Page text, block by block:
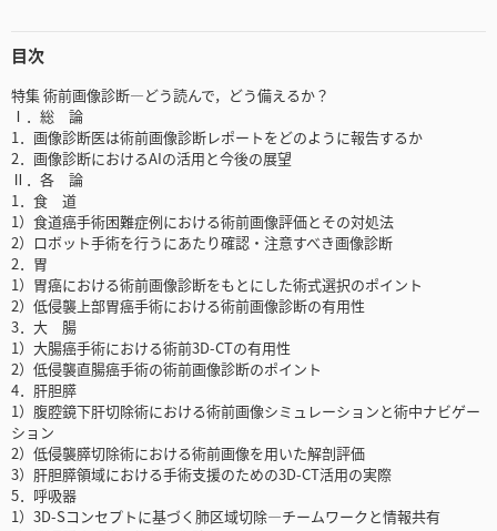
目次
特集 術前画像診断―どう読んで，どう備えるか？
Ⅰ．総 論
1．画像診断医は術前画像診断レポートをどのように報告するか
2．画像診断におけるAIの活用と今後の展望
Ⅱ．各 論
1．食 道
1）食道癌手術困難症例における術前画像評価とその対処法
2）ロボット手術を行うにあたり確認・注意すべき画像診断
2．胃
1）胃癌における術前画像診断をもとにした術式選択のポイント
2）低侵襲上部胃癌手術における術前画像診断の有用性
3．大 腸
1）大腸癌手術における術前3D-CTの有用性
2）低侵襲直腸癌手術の術前画像診断のポイント
4．肝胆膵
1）腹腔鏡下肝切除術における術前画像シミュレーションと術中ナビゲー
ション
2）低侵襲膵切除術における術前画像を用いた解剖評価
3）肝胆膵領域における手術支援のための3D-CT活用の実際
5．呼吸器
1）3D-Sコンセプトに基づく肺区域切除―チームワークと情報共有